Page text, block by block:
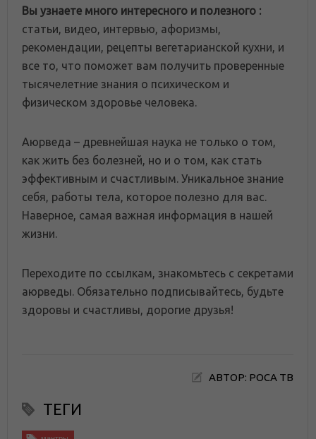
Вы узнаете много интересного и полезного :
статьи, видео, интервью, афоризмы,
рекомендации, рецепты вегетарианской кухни, и
все то, что поможет вам получить проверенные
тысячелетние знания о психическом и
физическом здоровье человека.
Аюрведа – древнейшая наука не только о том,
как жить без болезней, но и о том, как стать
эффективным и счастливым. Уникальное знание
себя, работы тела, которое полезно для вас.
Наверное, самая важная информация в нашей
жизни.
Переходите по ссылкам, знакомьтесь с секретами
аюрведы. Обязательно подписывайтесь, будьте
здоровы и счастливы, дорогие друзья!
АВТОР: РОСА ТВ
ТЕГИ